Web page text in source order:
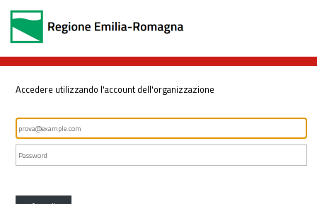
Accedere utilizzando l'account dell'organizzazione